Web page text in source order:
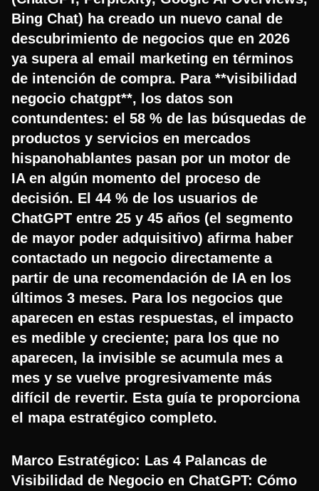
Bing Chat) ha creado un nuevo canal de
descubrimiento de negocios que en 2026
ya supera al email marketing en términos
de intención de compra. Para **visibilidad
negocio chatgpt**, los datos son
contundentes: el 58 % de las búsquedas de
productos y servicios en mercados
hispanohablantes pasan por un motor de
IA en algún momento del proceso de
decisión. El 44 % de los usuarios de
ChatGPT entre 25 y 45 años (el segmento
de mayor poder adquisitivo) afirma haber
contactado un negocio directamente a
partir de una recomendación de IA en los
últimos 3 meses. Para los negocios que
aparecen en estas respuestas, el impacto
es medible y creciente; para los que no
aparecen, la invisible se acumula mes a
mes y se vuelve progresivamente más
difícil de revertir. Esta guía te proporciona
el mapa estratégico completo.
Marco Estratégico: Las 4 Palancas de
Visibilidad de Negocio en ChatGPT: Cómo